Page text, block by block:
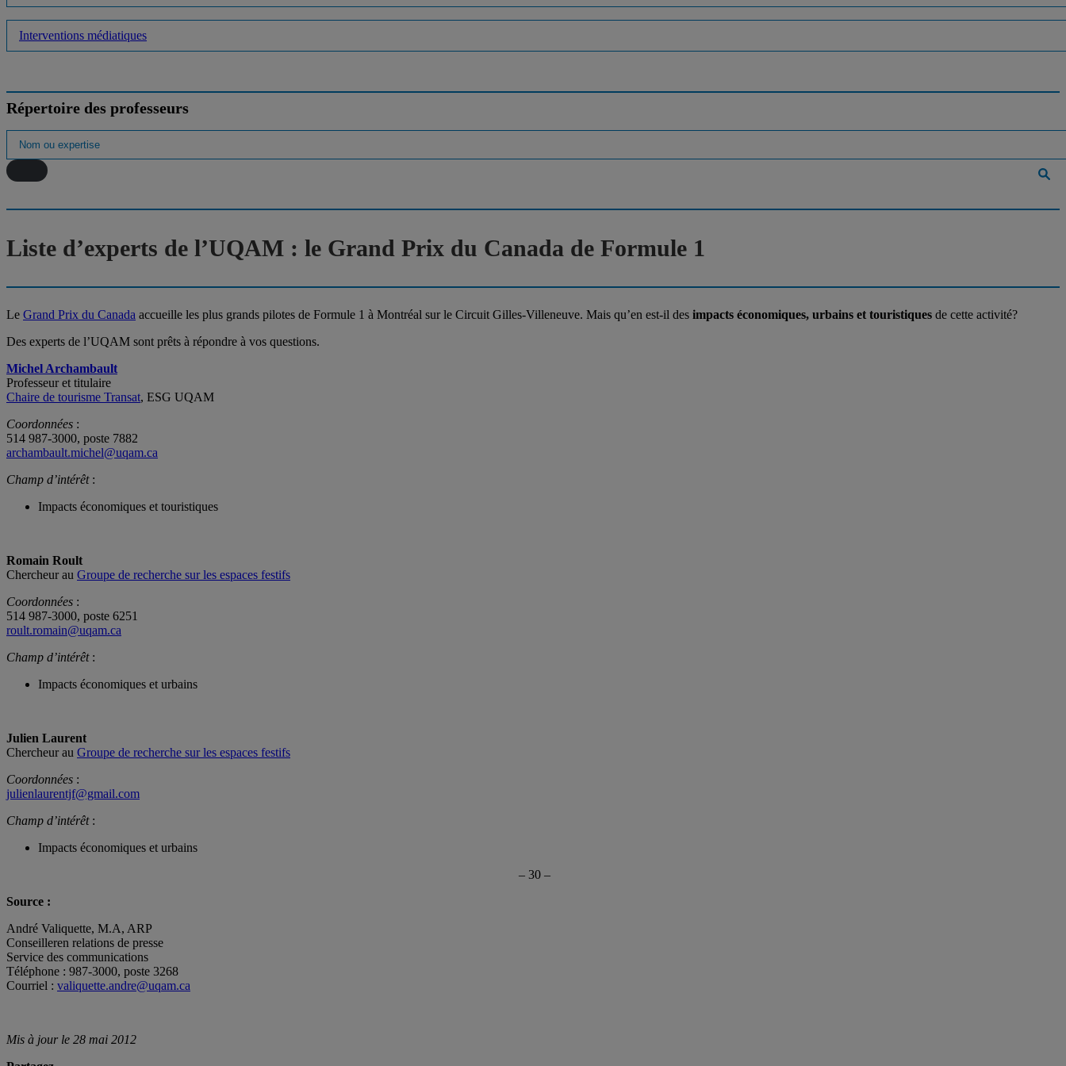
Interventions médiatiques
Répertoire des professeurs
Liste d’experts de l’UQAM : le Grand Prix du Canada de Formule 1
Le Grand Prix du Canada accueille les plus grands pilotes de Formule 1 à Montréal sur le Circuit Gilles-Villeneuve. Mais qu’en est-il des impacts économiques, urbains et touristiques de cette activité?
Des experts de l’UQAM sont prêts à répondre à vos questions.
Michel Archambault
Professeur et titulaire
Chaire de tourisme Transat, ESG UQAM
Coordonnées :
514 987-3000, poste 7882
archambault.michel@uqam.ca
Champ d’intérêt:
Impacts économiques et touristiques
Romain Roult
Chercheur au Groupe de recherche sur les espaces festifs
Coordonnées :
514 987-3000, poste 6251
roult.romain@uqam.ca
Champ d’intérêt:
Impacts économiques et urbains
Julien Laurent
Chercheur au Groupe de recherche sur les espaces festifs
Coordonnées :
julienlaurentjf@gmail.com
Champ d’intérêt:
Impacts économiques et urbains
– 30 –
Source :
André Valiquette, M.A, ARP
Conseilleren relations de presse
Service des communications
Téléphone : 987-3000, poste 3268
Courriel : valiquette.andre@uqam.ca
Mis à jour le 28 mai 2012